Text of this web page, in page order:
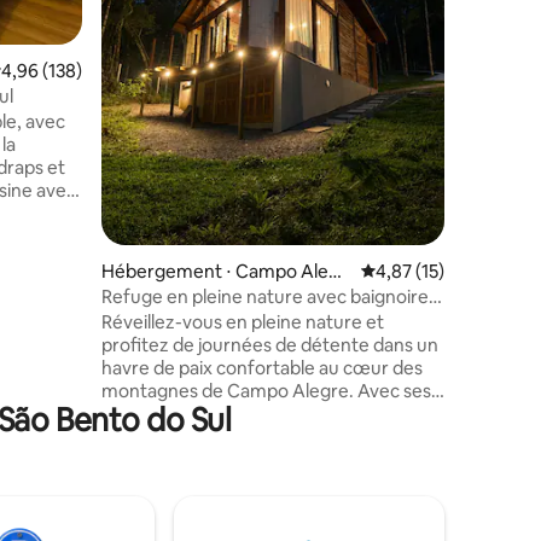
: 4,96 sur 5
moyenne sur la base de 138 commentaires : 4,96 sur 5
4,96 (138)
avec
et
avec
2 autres
Hébergement ⋅ Campo Alegr
e
Évaluation moyenne
4,87 (15)
Refuge en pleine nature avec baignoire
chauffée et cheminée
Réveillez-vous en pleine nature et
profitez de journées de détente dans un
havre de paix confortable au cœur des
montagnes de Campo Alegre. Avec ses
parois vitrées et sa vue sur la verdure, le
logement a été conçu pour vous aider à
Bento do Sul